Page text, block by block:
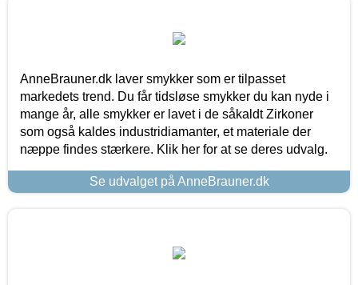
AnneBrauner.dk laver smykker som er tilpasset
markedets trend. Du får tidsløse smykker du kan nyde i
mange år, alle smykker er lavet i de såkaldt Zirkoner
som også kaldes industridiamanter, et materiale der
næppe findes stærkere. Klik her for at se deres udvalg.
Se udvalget på AnneBrauner.dk